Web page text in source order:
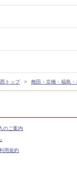
トップ 梅田・京橋・福島
のご案内
用規約